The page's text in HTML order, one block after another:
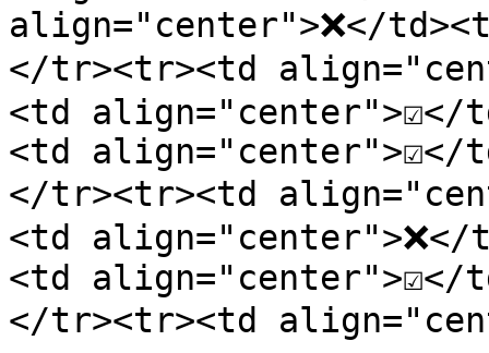
align="center">❌</
</tr><tr><td
<td align="center">☑️</
<td align="center">☑️</
</tr><tr><td
<td
<td align="center">☑️</
</tr><tr><td